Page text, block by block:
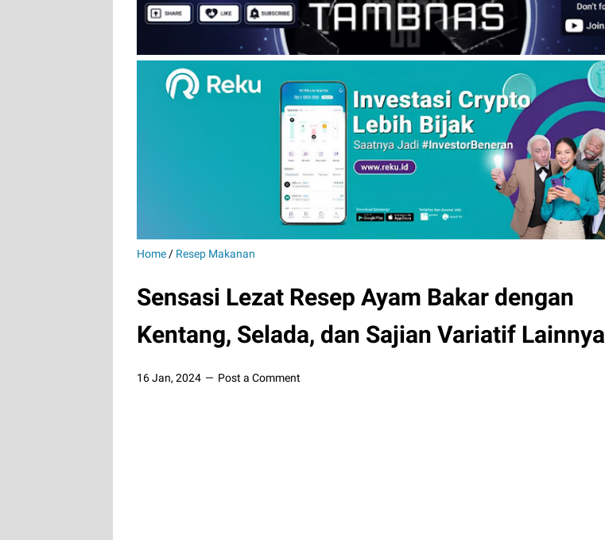
Home / Resep Makanan
Sensasi Lezat Resep Ayam Bakar dengan
Kentang, Selada, dan Sajian Variatif Lainnya
16 Jan, 2024 Post a Comment